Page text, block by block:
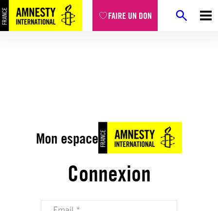
FAIRE UN DON
Mon espace
Connexion
Votre adresse email (obligatoire)